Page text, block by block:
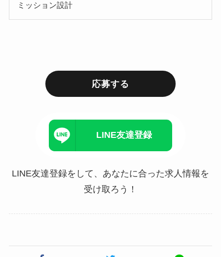
ミッション設計
応募する
LINE友達登録
LINE友達登録をして、あなたに合った求人情報を
受け取ろう！